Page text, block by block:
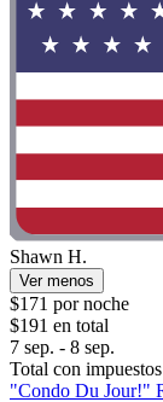
Shawn H.
Ver menos
$171 por noche
$191 en total
7 sep. - 8 sep.
Total con
"Condo Du Jour!"